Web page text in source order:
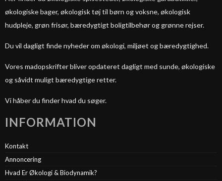
økologiske bager, økologisk tøj til børn og voksne, økologisk
hudpleje, grøn frisør, bæredygtigt boligtilbehør og grønne rejser.
Du vil dagligt finde nyheder om økologi, miljøet og bæredygtighed.
Vores madopskrifter bliver opdateret dagligt med sunde, økologiske
og såvidt muligt bæredygtige retter.
Vi håber du finder hvad du søger.
INFORMATION
Kontakt
Annoncering
Hvad Er Økologi & Biodynamik?